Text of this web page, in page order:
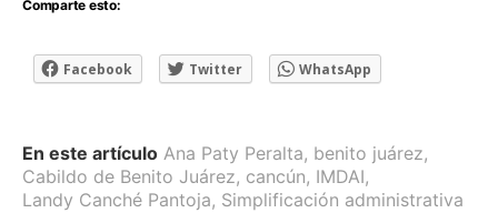
Comparte esto:
Facebook Twitter WhatsApp
En este artículo Ana Paty Peralta, benito juárez,
Cabildo de Benito Juárez, cancún, IMDAI,
Landy Canché Pantoja, Simplificación administrativa